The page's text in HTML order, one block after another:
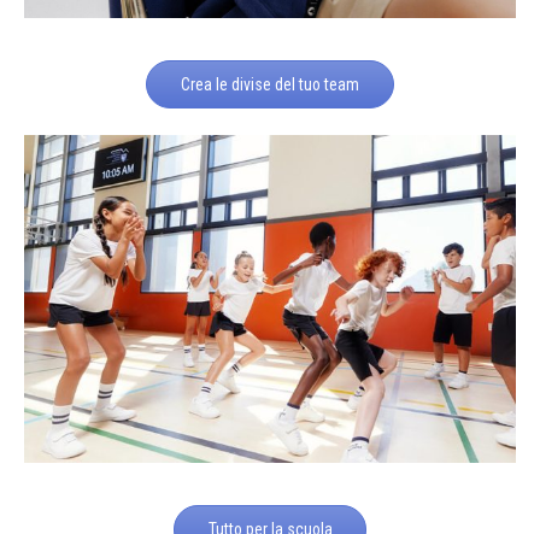
Crea le divise del tuo team
Tutto per la scuola